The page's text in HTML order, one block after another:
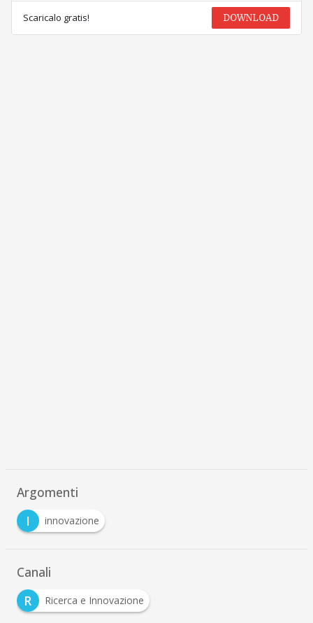
Scaricalo gratis! DOWNLOAD
Argomenti
I
innovazione
Canali
R
Ricerca e Innovazione